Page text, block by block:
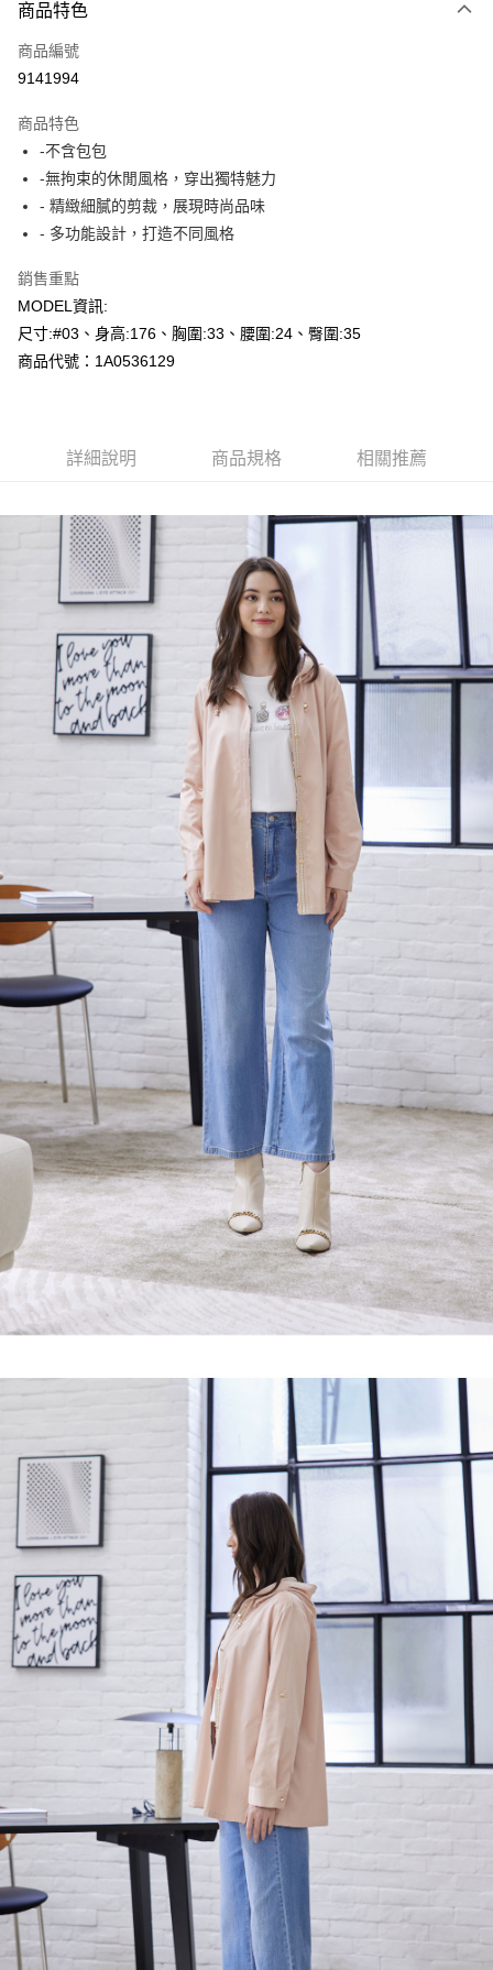
信用卡一次付款
超商取貨付款
Apple Pay
悠遊付
Google Pay
AFTEE先享後付
AFTEE先享後付是「在收到商品之後才付款」的支付方式。 讓您購物簡單
便利好安心！
【「AFTEE先享後付」結帳流程】
２．訂單成立數日內，您將收到繳費通知簡訊。
３．收到繳費通知簡訊後14天內，點擊此簡訊中的連結，可透過四大超商／
ATM／網路銀行／等多元方式進行付款，方視為交易完成。
※ 請注意：結帳手續完成當下不需立刻繳費，但若您需要取消訂單，請聯絡
購買商品的店家。未經商家同意取消之訂單仍視為有效，需透過AFTEE先享
※ 交易是否成功請以「AFTEE先享後付 」之結帳頁面顯示為準，若有關於
是否繳費成功／繳費後需取消欲退款等相關疑問，請聯繫「AFTEE先享後付
客戶支援中心」https://netprotections.freshdesk.com/support/home
【注意事項】
１．透過由恩沛科技股份有限公司提供之「AFTEE先享後付」服務完成之交
易，需依本服務之必要範圍內提供個人資料，並將交易相關給付款項請求債
權轉讓予恩沛科技股份有限公司。
２．關於個人資料處理事宜，請瀏覽以下網址：
https://aftee.tw/terms/#terms3
３．未成年的使用者請事先徵得法定代理人或監護人之同意方可使用
「AFTEE先享後付」，若未經同意申辦者引起之損失，本公司不負相關責
４．使用「AFTEE先享後付」時，將依據個別帳號之用戶狀況，依本公司即
時審查核予不同之上限額度；若仍有額度不足之情形，本公司將視審查結果
請求用戶進行身份認證。
５．嚴禁一人註冊多個帳號或使用他人資訊註冊。若發現惡意使用之情形，
恩沛科技股份有限公司將有權停止該用戶之使用額度並採取法律行動。
ATM付款
每筆NT$60，滿NT$2,000(含以上)免運費
每筆NT$60，滿NT$2,000(含以上)免運費
7-11--滿2000元免運
每筆NT$60，滿NT$2,000(含以上)免運費
付款後7-11取貨---滿2000元免運
每筆NT$60，滿NT$2,000(含以上)免運費
宅配-滿2000元免運
每筆NT$120，滿NT$2,000(含以上)免運費
商品特色
商品編號
9141994
商品特色
-不含包包
-無拘束的休閒風格，穿出獨特魅力
- 精緻細膩的剪裁，展現時尚品味
- 多功能設計，打造不同風格
銷售重點
MODEL資訊:
尺寸:#03、身高:176、胸圍:33、腰圍:24、臀圍:35
商品代號：1A0536129
詳細說明 商品規格 相關推薦